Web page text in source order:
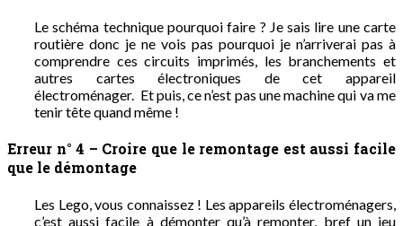
Le schéma technique pourquoi faire ? Je sais lire une carte
routière donc je ne vois pas pourquoi je n’arriverai pas à
comprendre ces circuits imprimés, les branchements et
autres cartes électroniques de cet appareil
électroménager. Et puis, ce n’est pas une machine qui va me
tenir tête quand même !
Erreur n° 4 – Croire que le remontage est aussi facile
que le démontage
Les Lego, vous connaissez ! Les appareils électroménagers,
c’est aussi facile à démonter qu’à remonter, bref un jeu